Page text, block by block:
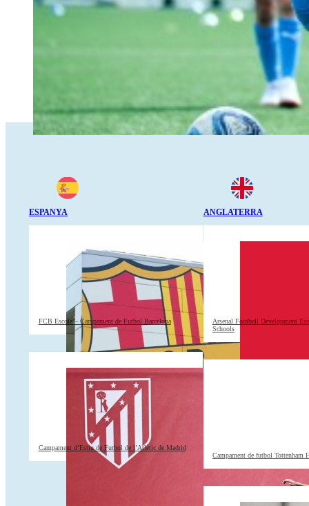
ESPANYA
FCB Escola – Campament de Futbol Barcelona
Campament d’Estiu de Futbol de l’Atlètic de Madrid
ANGLATERRA
Arsenal Football Development
Schools
Campament de futbol Tottenham